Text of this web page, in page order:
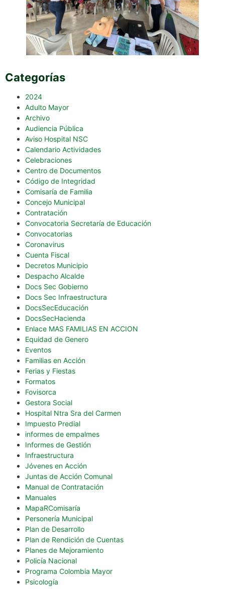
Categorías
2024
Adulto Mayor
Archivo
Audiencia Pública
Aviso Hospital NSC
Calendario Actividades
Celebraciones
Centro de Documentos
Código de Integridad
Comisaría de Familia
Concejo Municipal
Contratación
Convocatoria Secretaría de Educación
Convocatorias
Coronavirus
Cuenta Fiscal
Decretos Municipio
Despacho Alcalde
Docs Sec Gobierno
Docs Sec Infraestructura
DocsSecEducación
DocsSecHacienda
Enlace MAS FAMILIAS EN ACCION
Equidad de Genero
Eventos
Familias en Acción
Ferias y Fiestas
Formatos
Fovisorca
Gestora Social
Hospital Ntra Sra del Carmen
Impuesto Predial
informes de empalmes
Informes de Gestión
Infraestructura
Jóvenes en Acción
Juntas de Acción Comunal
Manual de Contratación
Manuales
MapaRComisaría
Personería Municipal
Plan de Desarrollo
Plan de Rendición de Cuentas
Planes de Mejoramiento
Policía Nacional
Programa Colombia Mayor
Psicología